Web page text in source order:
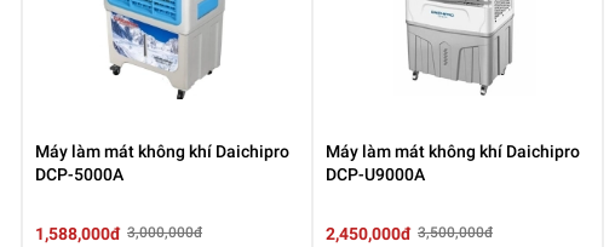
Máy làm mát không khí Daichipro
DCP-5000A
1,588,000đ 3,000,000đ
Máy làm mát không khí Daichipro
DCP-U9000A
2,450,000đ 3,500,000đ